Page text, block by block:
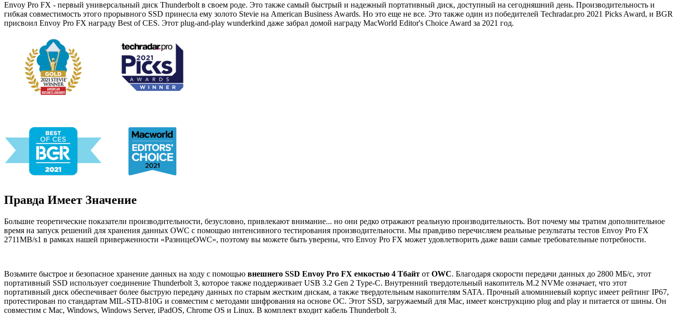
Envoy Pro FX - первый универсальный диск Thunderbolt в своем роде. Это также самый быстрый и надежный портативный диск, доступный на сегодняшний день. Производительность и
гибкая совместимость этого прорывного SSD принесла ему золото Stevie на American Business Awards. Но это еще не все. Это также один из победителей Techradar.pro 2021 Picks Award, и BGR
присвоил Envoy Pro FX награду Best of CES. Этот plug-and-play wunderkind даже забрал домой награду MacWorld Editor's Choice Award за 2021 год.
Правда Имеет Значение
Большие теоретические показатели производительности, безусловно, привлекают внимание... но они редко отражают реальную производительность. Вот почему мы тратим дополнительное
время на запуск решений для хранения данных OWC с помощью интенсивного тестирования производительности. Мы правдиво перечисляем реальные результаты тестов Envoy Pro FX
2711MB/s1 в рамках нашей приверженности «РазницеOWC», поэтому вы можете быть уверены, что Envoy Pro FX может удовлетворить даже ваши самые требовательные потребности.
Возьмите быстрое и безопасное хранение данных на ходу с помощью внешнего SSD Envoy Pro FX емкостью 4 Тбайт от OWC. Благодаря скорости передачи данных до 2800 МБ/с, этот
портативный SSD использует соединение Thunderbolt 3, которое также поддерживает USB 3.2 Gen 2 Type-C. Внутренний твердотельный накопитель M.2 NVMe означает, что этот
портативный диск обеспечивает более быструю передачу данных по старым жестким дискам, а также твердотельным накопителям SATA. Прочный алюминиевый корпус имеет рейтинг IP67,
протестирован по стандартам MIL-STD-810G и совместим с методами шифрования на основе ОС. Этот SSD, загружаемый для Mac, имеет конструкцию plug and play и питается от шины. Он
совместим с Mac, Windows, Windows Server, iPadOS, Chrome OS и Linux. В комплект входит кабель Thunderbolt 3.